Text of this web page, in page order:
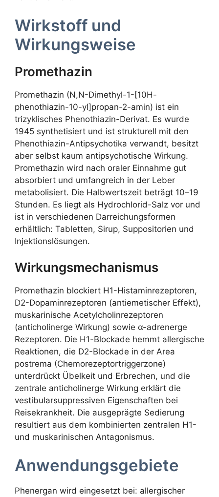
Wirkstoff und
Wirkungsweise
Promethazin
Promethazin (N,N-Dimethyl-1-[10H-
phenothiazin-10-yl]propan-2-amin) ist ein
trizyklisches Phenothiazin-Derivat. Es wurde
1945 synthetisiert und ist strukturell mit den
Phenothiazin-Antipsychotika verwandt, besitzt
aber selbst kaum antipsychotische Wirkung.
Promethazin wird nach oraler Einnahme gut
absorbiert und umfangreich in der Leber
metabolisiert. Die Halbwertszeit beträgt 10–19
Stunden. Es liegt als Hydrochlorid-Salz vor und
ist in verschiedenen Darreichungsformen
erhältlich: Tabletten, Sirup, Suppositorien und
Injektionslösungen.
Wirkungsmechanismus
Promethazin blockiert H1-Histaminrezeptoren,
D2-Dopaminrezeptoren (antiemetischer Effekt),
muskarinische Acetylcholinrezeptoren
(anticholinerge Wirkung) sowie α-adrenerge
Rezeptoren. Die H1-Blockade hemmt allergische
Reaktionen, die D2-Blockade in der Area
postrema (Chemorezeptortriggerzone)
unterdrückt Übelkeit und Erbrechen, und die
zentrale anticholinerge Wirkung erklärt die
vestibularsuppressiven Eigenschaften bei
Reisekrankheit. Die ausgeprägte Sedierung
resultiert aus dem kombinierten zentralen H1-
und muskarinischen Antagonismus.
Anwendungsgebiete
Phenergan wird eingesetzt bei: allergischer